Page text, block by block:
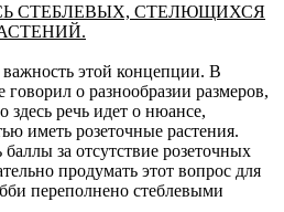
СТЕБЛЕВЫХ, СТЕЛЮЩИХСЯ
этой концепции. В
о разнообразии размеров,
речь идет о нюансе,
иметь розеточные растения.
за отсутствие розеточных
продумать этот вопрос для
переполнено стеблевыми